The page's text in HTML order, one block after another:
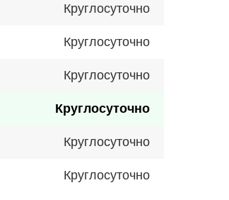
Круглосуточно
Круглосуточно
Круглосуточно
Круглосуточно
Круглосуточно
Круглосуточно